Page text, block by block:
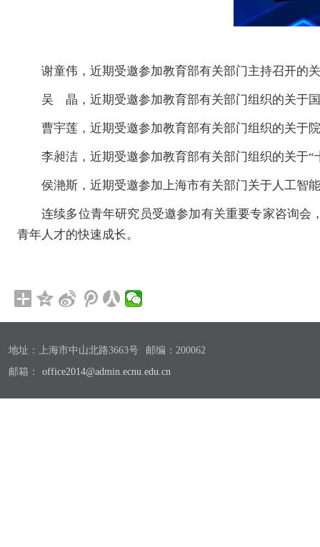
谢童伟，近期受邀参加教育部有关部门主持召开的
吴 晶，近期受邀参加教育部有关部门组织的关于
曹宇莲，近期受邀参加教育部有关部门组织的关于
李昶洁，近期受邀参加教育部有关部门组织的关于
侯滟斯，近期受邀参加上海市有关部门关于人工智
连续多位青年研究员受邀参加有关重要专家咨询
青年人才的快速成长。
地址：上海市中山北路3663号
邮编：200062
邮箱：
office2014@admin.ecnu.edu.cn